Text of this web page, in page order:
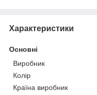
Характеристики
Основні
Виробник
Колір
Країна виробник